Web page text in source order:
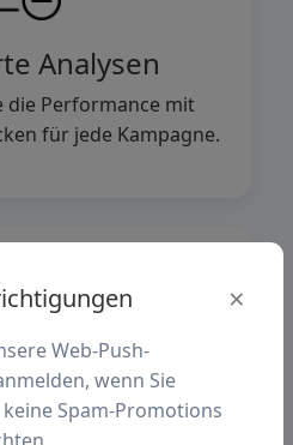
Analysen
die Performance mit
für jede Kampagne.
Triggern, Workflows
×
Web-Push-
wenn Sie
Spam-Promotions